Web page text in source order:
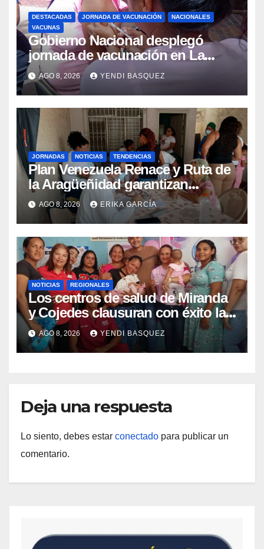
DESTACADAS JORNADA DE VACUNACIÓN
NACIONALES
VACUNAS
Gobierno Nacional desplegó
jornada de vacunación en La
Guaira para garantizar protección
epidemiológica
AGO 8, 2026 YENDI BASQUEZ
JORNADAS NOTICIAS TENDENCIAS
Plan Venezuela Renace y Ruta de
la Aragüeñidad garantizan
atención médica integral en
Aragua
AGO 8, 2026 ERIKA GARCÍA
NOTICIAS REGIONALES
Los centros de salud de Miranda
y Cojedes clausuran con éxito la
Semana Mundial de la Lactancia
Materna
AGO 8, 2026 YENDI BASQUEZ
Deja una respuesta
Lo siento, debes estar conectado para publicar un
comentario.